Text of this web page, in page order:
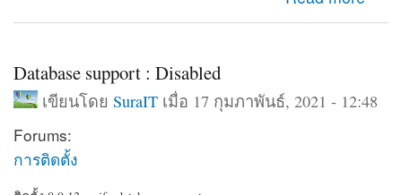
Database support : Disabled
เขียนโดย SuraITเมื่อ 17 กุมภาพันธ์, 2021 - 12:48
Forums:
การติดตั้ง